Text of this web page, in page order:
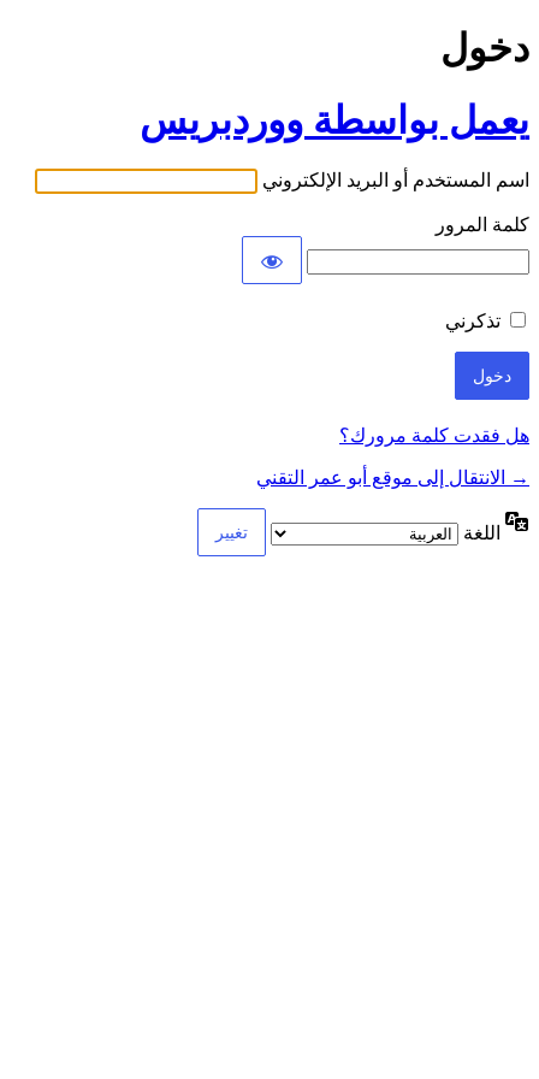
دخول
يعمل بواسطة ووردبريس
اسم المستخدم أو البريد الإلكتروني
كلمة المرور
تذكرني
هل فقدت كلمة مرورك؟
→ الانتقال إلى موقع أبو عمر التقني
اللغة